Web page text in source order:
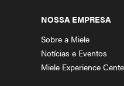
NOSSA EMPRESA
Sobre a Miele
Notícias e Eventos
Miele Experience